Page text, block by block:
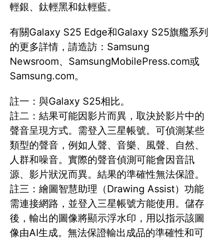
輕銀、鈦輕黑和鈦輕藍。
有關Galaxy S25 Edge和Galaxy S25旗艦系列
的更多詳情，請造訪：Samsung
Newsroom、SamsungMobilePress.com或
Samsung.com。
註一：與Galaxy S25相比。
註二：結果可能因影片而異，取決於影片中的
聲音呈現方式。需登入三星帳號。可偵測某些
類型的聲音，例如人聲、音樂、風聲、自然、
人群和噪音。實際的聲音偵測可能會因音訊
源、影片狀況而異。結果的準確性無法保證。
註三：繪圖智慧助理（Drawing Assist）功能
需連接網路，並登入三星帳號方能使用。儲存
後，輸出的圖像將顯示浮水印，用以指示該圖
像由AI生成。無法保證輸出成品的準確性和可